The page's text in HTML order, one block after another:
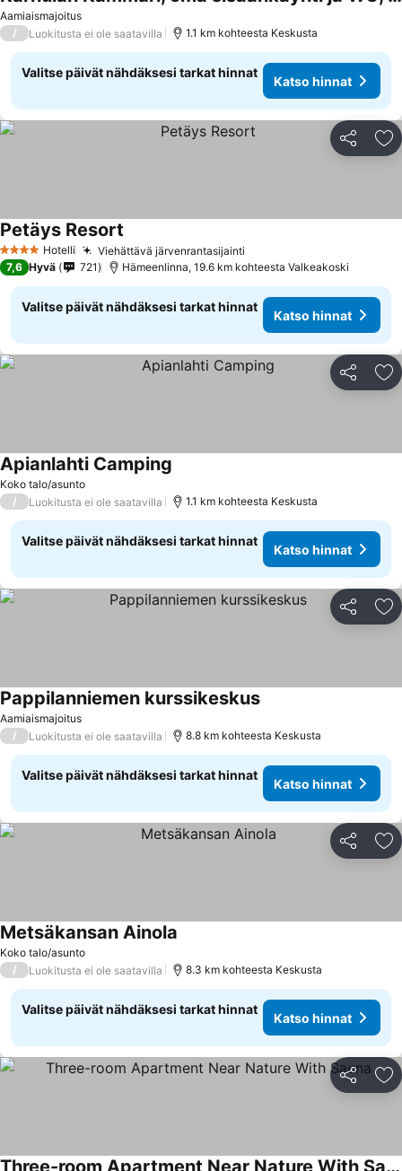
Aamiaismajoitus
/ Luokitusta ei ole saatavilla 1.1 km kohteesta Keskusta
Valitse päivät nähdäksesi tarkat hinnat
Katso hinnat
Jaa
4 Tähtiluokitus
Hotelli Viehättävä järvenrantasijainti
Petäys Resort
7,6 Hyvä 721 Hämeenlinna, 19.6 km kohteesta Valkeakoski
Valitse päivät nähdäksesi tarkat hinnat
Katso hinnat
Jaa
Koko talo/asunto
Apianlahti Camping
/ Luokitusta ei ole saatavilla 1.1 km kohteesta Keskusta
Valitse päivät nähdäksesi tarkat hinnat
Katso hinnat
Jaa
Aamiaismajoitus
Pappilanniemen kurssikeskus
/ Luokitusta ei ole saatavilla 8.8 km kohteesta Keskusta
Valitse päivät nähdäksesi tarkat hinnat
Katso hinnat
Jaa
Koko talo/asunto
Metsäkansan Ainola
/ Luokitusta ei ole saatavilla 8.3 km kohteesta Keskusta
Valitse päivät nähdäksesi tarkat hinnat
Katso hinnat
Jaa
Three-room Apartment Near Nature With Sauna